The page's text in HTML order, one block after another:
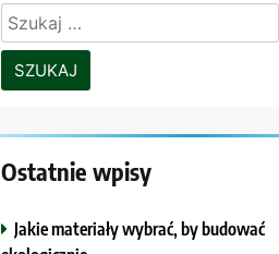
Szukaj:
Ostatnie wpisy
Jakie materiały wybrać, by budować